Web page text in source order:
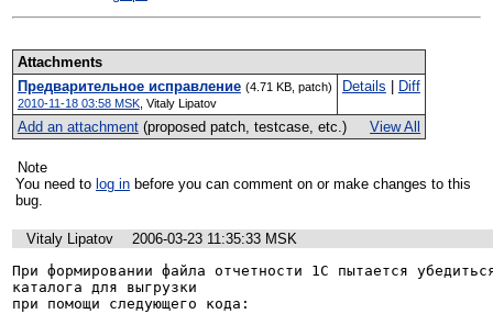
Attachments
Предварительное исправление (4.71 KB, patch)
2010-11-18 03:58 MSK, Vitaly Lipatov
Details Diff
View All
Add an attachment(proposed patch, testcase, etc.)
Note
You need to log in
bug.
Vitaly Lipatov
2006-03-23 11:35:33 MSK
При формировании файла отчетности 1С пытается
каталога для выгрузки
при помощи следующего кода: